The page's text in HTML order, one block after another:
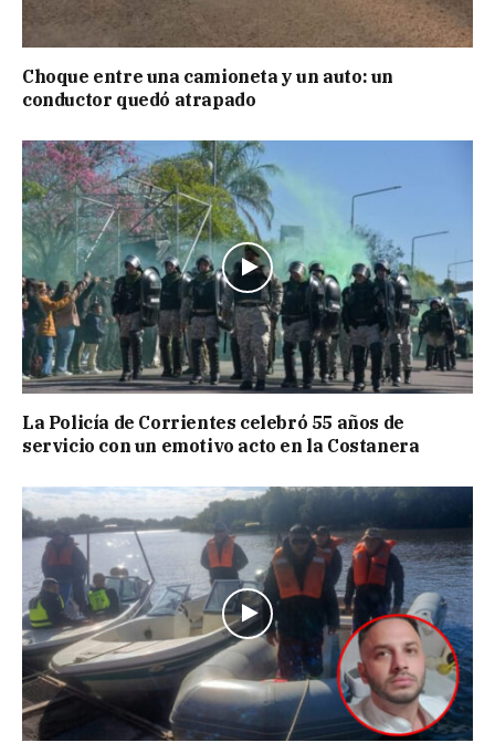
Choque entre una camioneta y un auto: un
conductor quedó atrapado
La Policía de Corrientes celebró 55 años de
servicio con un emotivo acto en la Costanera